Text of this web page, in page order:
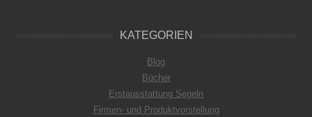
KATEGORIEN
Blog
Bücher
Erstausstattung Segeln
Firmen- und Produktvorstellung